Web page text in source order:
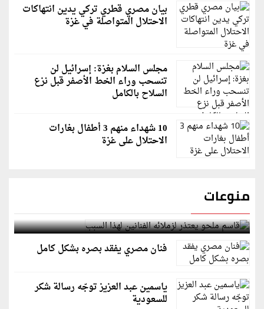
بيان مصري قطري تركي يدين انتهاكات
الاحتلال المتواصلة في غزة
مجلس السلام بغزة: إسرائيل لن
تنسحب وراء الخط الأصفر قبل نزع
السلاح بالكامل
10 شهداء منهم 3 أطفال بغارات
الاحتلال على غزة
منوعات
قاسم ملحو يعتذر لزملائه الفنانين لهذا السبب
فنان مصري يفقد بصره بشكل كامل
ياسمين عبد العزيز توجّه رسالة شكر
للسعودية